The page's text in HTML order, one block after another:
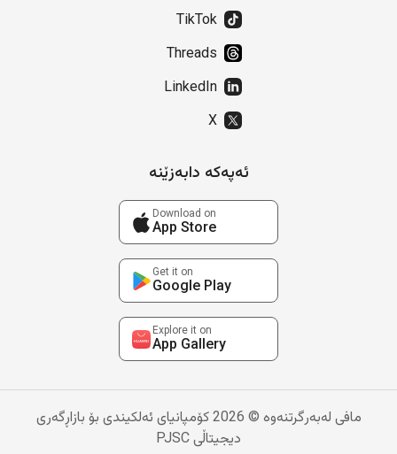
TikTok
Threads
LinkedIn
X
ئەپەکە دابەزێنە
Download on
App Store
Get it on
Google Play
Explore it on
App Gallery
مافی لەبەرگرتنەوە © 2026 کۆمپانیای ئەلکیندی بۆ بازاڕگەری
دیجیتاڵی PJSC